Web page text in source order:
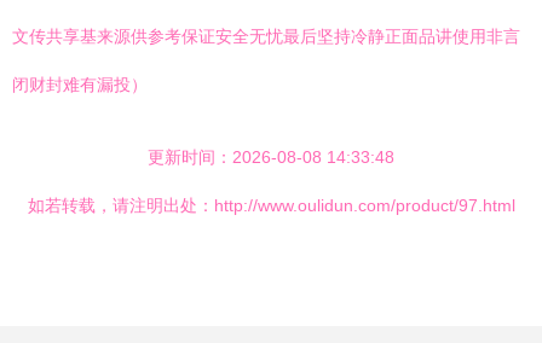
文传共享基来源供参考保证安全无忧最后坚持冷静正面品讲使用非言
闭财封难有漏投）
更新时间：2026-08-08 14:33:48
如若转载，请注明出处：http://www.oulidun.com/product/97.html